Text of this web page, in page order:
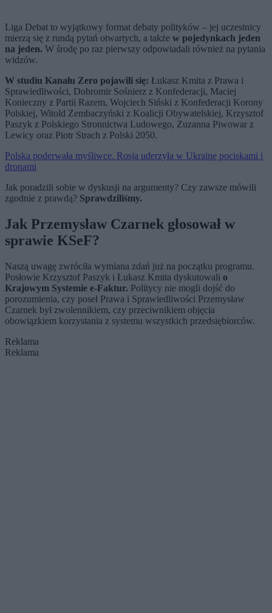
Liga Debat to wyjątkowy format debaty polityków – jej uczestnicy
mierzą się z rundą pytań otwartych, a także w pojedynkach jeden
na jeden. W środę po raz pierwszy odpowiadali również na pytania
widzów.
W studiu Kanału Zero pojawili się: Łukasz Kmita z Prawa i
Sprawiedliwości, Dobromir Sośnierz z Konfederacji, Maciej
Konieczny z Partii Razem, Wojciech Siński z Konfederacji Korony
Polskiej, Witold Zembaczyński z Koalicji Obywatelskiej, Krzysztof
Paszyk z Polskiego Stronnictwa Ludowego, Zuzanna Piwowar z
Lewicy oraz Piotr Strach z Polski 2050.
Polska poderwała myśliwce. Rosja uderzyła w Ukrainę pociskami i
dronami
Jak poradzili sobie w dyskusji na argumenty? Czy zawsze mówili
zgodnie z prawdą? Sprawdziliśmy.
Jak Przemysław Czarnek głosował w
sprawie KSeF?
Naszą uwagę zwróciła wymiana zdań już na początku programu.
Posłowie Krzysztof Paszyk i Łukasz Kmita dyskutowali o
Krajowym Systemie e-Faktur. Politycy nie mogli dojść do
porozumienia, czy poseł Prawa i Sprawiedliwości Przemysław
Czarnek był zwolennikiem, czy przeciwnikiem objęcia
obowiązkiem korzystania z systemu wszystkich przedsiębiorców.
Reklama
Reklama